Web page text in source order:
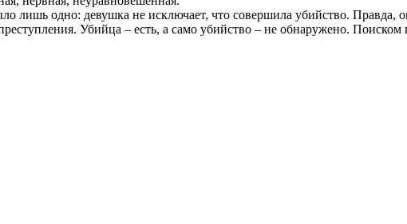
лишь одно: девушка не исключает, что совершила убийство. Правда,
Убийца – есть, а само убийство – не обнаружено. Поиском